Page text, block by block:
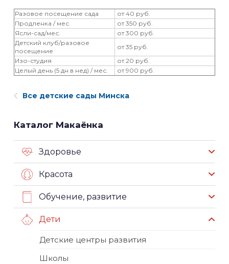
Разовое посещение сада
от 40 руб.
Продленка / мес.
от 350 руб.
Ясли-сад/мес.
от 300 руб.
Детский клуб/разовое
посещение
от 35 руб.
Изо-студия
от 20 руб.
Целый день (5 дн в нед) / мес.
от 900 руб.
Все детские сады Минска
Каталог Макаёнка
Здоровье
Красота
Обучение, развитие
Дети
Детские центры развития
Школы